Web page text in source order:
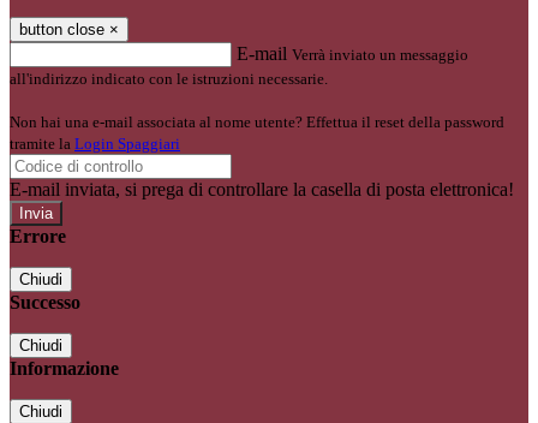
button close ×
E-mail Verrà inviato un messaggio
all'indirizzo indicato con le istruzioni necessarie.
Non hai una e-mail associata al nome utente? Effettua il reset della password
tramite la Login Spaggiari
E-mail inviata, si prega di controllare la casella di posta elettronica!
Errore
Chiudi
Successo
Chiudi
Informazione
Chiudi